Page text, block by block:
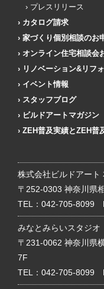
プレスリリース
カタログ請求
家づくり個別相談のお
オンライン住宅相談会
リノベーション&リフ
イベント情報
スタッフブログ
ビルドアートマガジン
ZEH普及実績とZEH普
株式会社ビルドアート
〒252-0303 神奈川県
TEL： 042-705-8099
みなとみらいスタジオ
〒231-0062 神奈川県
7F
TEL： 042-705-8099